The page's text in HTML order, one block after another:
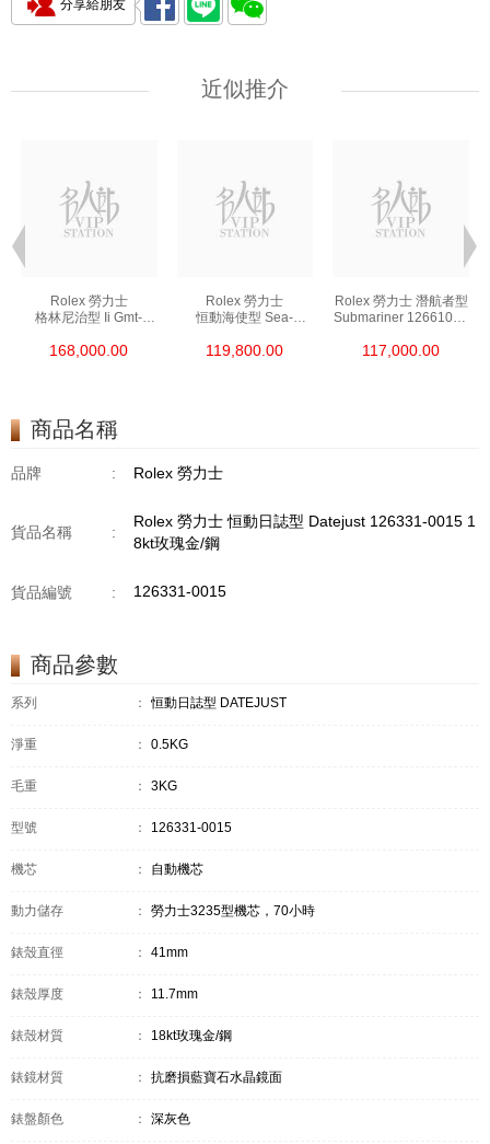
分享給朋友
近似推介
Rolex 勞力士
格林尼治型 Ii Gmt-
0002 18kt玫瑰金/鋼
168,000.00
Rolex 勞力士
恒動海使型 Sea-
精鋼 單紅
119,800.00
Rolex 勞力士 潛航者型
Submariner 126610ln-
117,000.00
商品名稱
品牌 : Rolex 勞力士
貨品名稱 :
Rolex 勞力士 恒動日誌型 Datejust 126331-0015 1
8kt玫瑰金/鋼
貨品編號 : 126331-0015
商品參數
系列 ： 恒動日誌型 DATEJUST
淨重 ： 0.5KG
毛重 ： 3KG
型號 ： 126331-0015
機芯 ： 自動機芯
動力儲存 ： 勞力士3235型機芯，70小時
錶殼直徑 ： 41mm
錶殼厚度 ： 11.7mm
錶殼材質 ： 18kt玫瑰金/鋼
錶鏡材質 ： 抗磨損藍寶石水晶鏡面
錶盤顏色 ： 深灰色